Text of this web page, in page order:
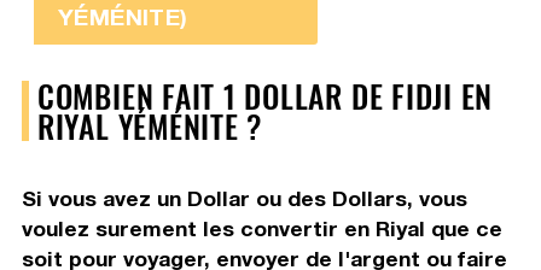
YÉMÉNITE)
COMBIEN FAIT 1 DOLLAR DE FIDJI EN
RIYAL YÉMÉNITE ?
Si vous avez un Dollar ou des Dollars, vous
voulez surement les convertir en Riyal que ce
soit pour voyager, envoyer de l'argent ou faire